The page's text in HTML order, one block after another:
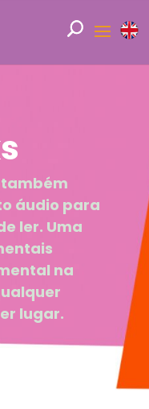
áudio para
ler. Uma
na
lugar.